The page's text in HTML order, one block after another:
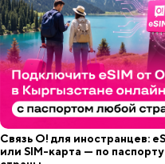
Связь О! для иностранцев:
или SIM-карта — по